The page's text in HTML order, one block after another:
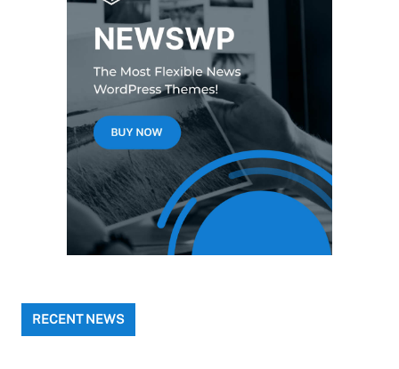
RECENT NEWS